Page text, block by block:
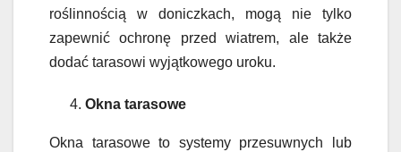
roślinnością w doniczkach, mogą nie tylko
zapewnić ochronę przed wiatrem, ale także
dodać tarasowi wyjątkowego uroku.
Okna tarasowe
Okna tarasowe to systemy przesuwnych lub